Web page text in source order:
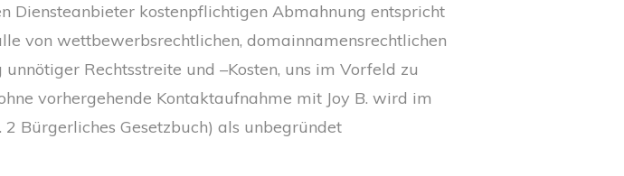
Diensteanbieter kostenpflichtigen Abmahnung entspricht
von wettbewerbsrechtlichen, domainnamensrechtlichen
Rechtsstreite und –Kosten, uns im Vorfeld zu
vorhergehende Kontaktaufnahme mit Joy B. wird im
Bürgerliches Gesetzbuch) als unbegründet